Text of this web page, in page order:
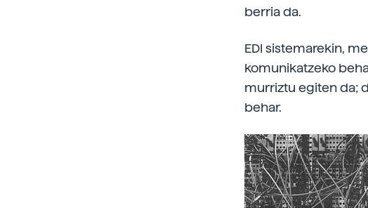
berria da.
EDI sistemarekin,
komunikatzeko
murriztu egiten da;
behar.